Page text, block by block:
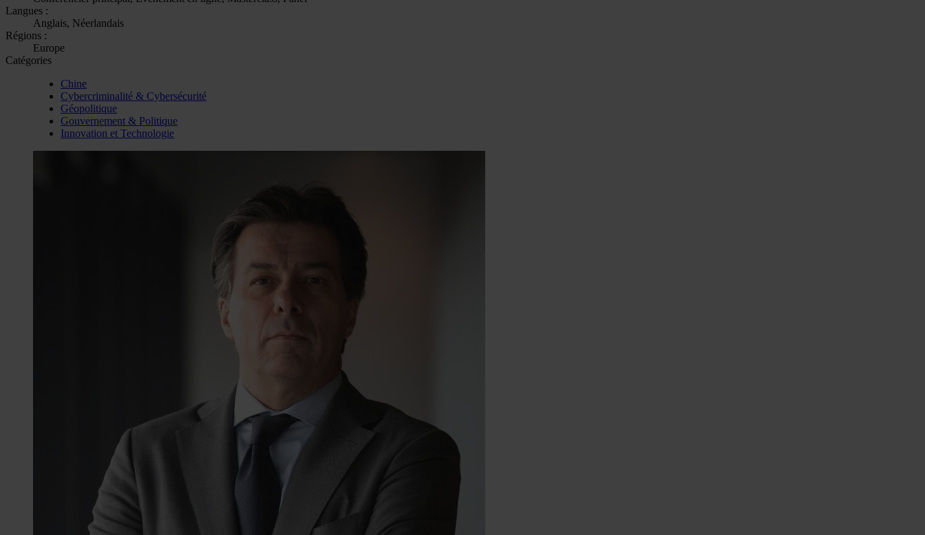
Langues :
Anglais, Néerlandais
Régions :
Europe
Catégories
Chine
Cybercriminalité & Cybersécurité
Géopolitique
Gouvernement & Politique
Innovation et Technologie